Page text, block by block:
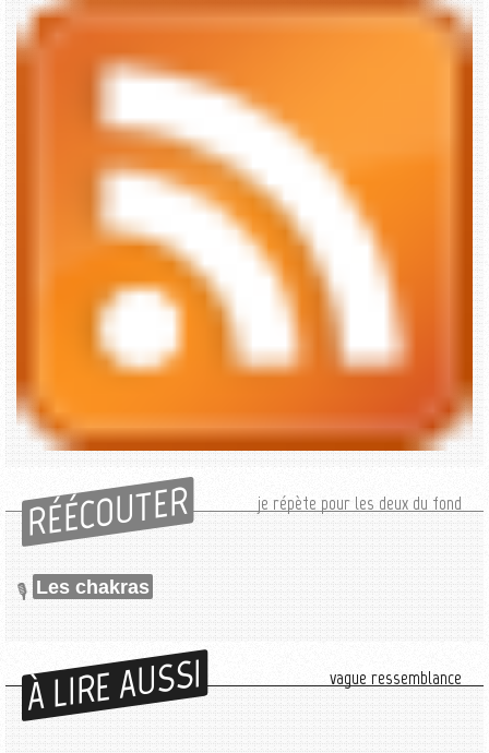
RÉÉCOUTER je répète pour les deux du fond
Les chakras
À LIRE AUSSI vague ressemblance